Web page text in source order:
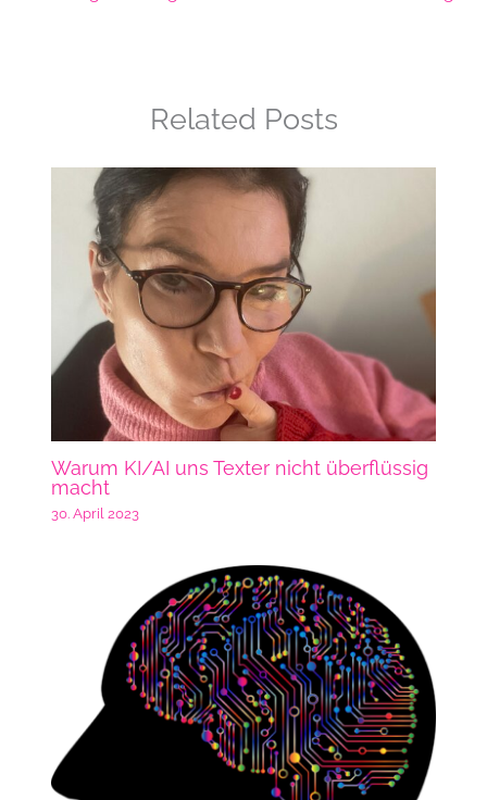
Related Posts
Warum KI/AI uns Texter nicht überflüssig
macht
30. April 2023